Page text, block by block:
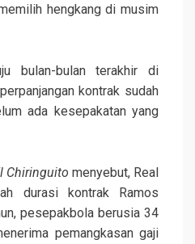
hengkang di musim
bulan-bulan terakhir di
kontrak sudah
ada kesepakatan yang
Chiringuito menyebut, Real
durasi kontrak Ramos
pesepakbola berusia 34
pemangkasan gaji